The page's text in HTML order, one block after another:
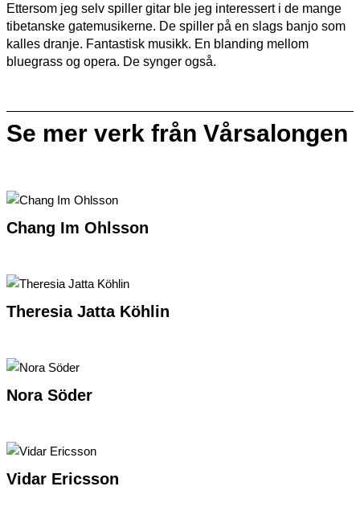
Ettersom jeg selv spiller gitar ble jeg interessert i de mange
tibetanske gatemusikerne. De spiller på en slags banjo som
kalles dranje. Fantastisk musikk. En blanding mellom
bluegrass og opera. De synger også.
Se mer verk från Vårsalongen
Chang Im Ohlsson
Theresia Jatta Köhlin
Nora Söder
Vidar Ericsson